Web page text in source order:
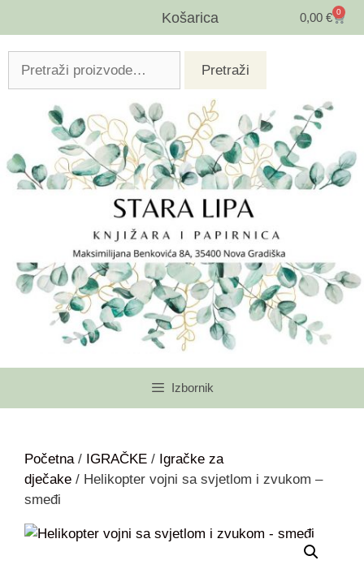
Košarica 0,00 € 0
Pretraži
Izbornik
Početna/ IGRAČKE / Igračke za
dječake / Helikopter vojni sa svjetlom i zvukom –
smeđi